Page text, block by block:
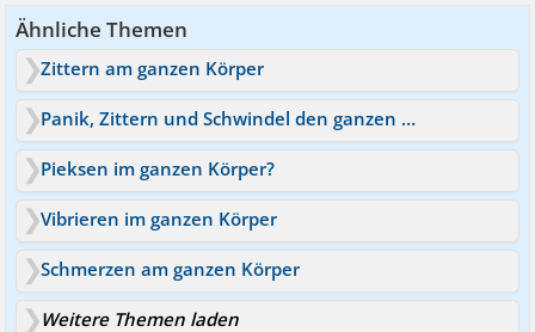
Ähnliche Themen
Zittern am ganzen Körper
Panik, Zittern und Schwindel den ganzen Tag
Pieksen im ganzen Körper?
Vibrieren im ganzen Körper
Schmerzen am ganzen Körper
Weitere Themen laden